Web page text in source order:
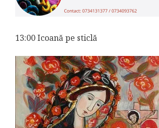
13:00 Icoană pe sticlă